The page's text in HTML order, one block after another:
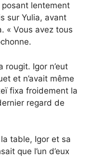
lentement
sur Yulia, avant
« Vous avez tous
rougit. Igor n’eut
et n’avait même
fixa froidement la
regard de
table, Igor et sa
que l’un d’eux